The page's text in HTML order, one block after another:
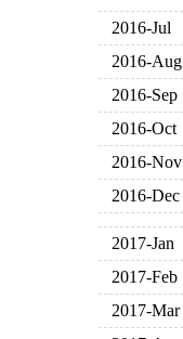
2016-Jul
2016-Aug
2016-Sep
2016-Oct
2016-Nov
2016-Dec
2017-Jan
2017-Feb
2017-Mar